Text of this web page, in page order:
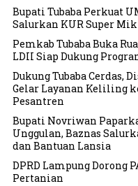
Bupati Tubaba Perkuat
Salurkan KUR Super
Pemkab Tubaba Buka
LDII Siap Dukung
Dukung Tubaba Cerdas,
Gelar Layanan Keliling
Pesantren
Bupati Novriwan
Unggulan, Baznas
dan Bantuan Lansia
DPRD Lampung Dorong
Pertanian